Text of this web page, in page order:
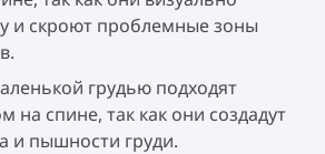
и скроют проблемные зоны
грудью подходят
на спине, так как они создадут
и пышности груди.